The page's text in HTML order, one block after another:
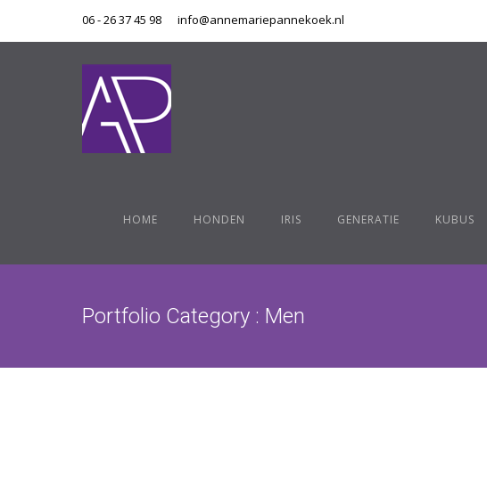
06 - 26 37 45 98 info@annemariepannekoek.nl
HOME HONDEN IRIS GENERATIE KUBUS
Portfolio Category : Men